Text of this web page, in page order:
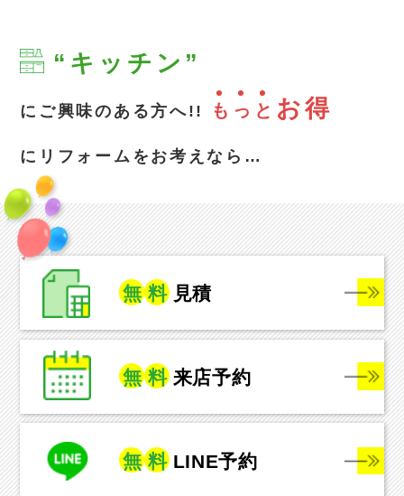
“キッチン”
にご興味のある方へ!! も っ と お得
にリフォームをお考えなら…
無 料 見積
無 料 来店予約
無 料 LINE予約